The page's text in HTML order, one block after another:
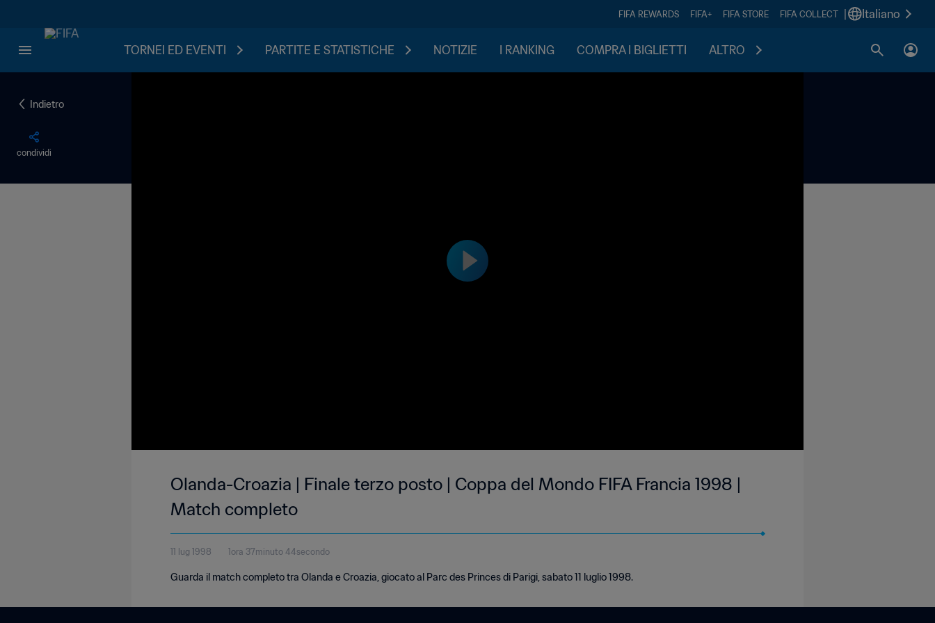
FIFA REWARDS FIFA+ FIFA STORE FIFA COLLECT Italiano
TORNEI ED EVENTI PARTITE E STATISTICHE NOTIZIE I RANKING COMPRA I BIGLIETTI ALTRO
Indietro
condividi
Olanda-Croazia | Finale terzo posto | Coppa del Mondo FIFA Francia 1998 |
Match completo
11 lug 1998 1ora 37minuto 44secondo
Guarda il match completo tra Olanda e Croazia, giocato al Parc des Princes di Parigi, sabato 11 luglio 1998.